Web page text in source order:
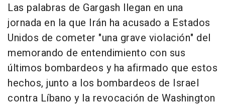
Las palabras de Gargash llegan en una
jornada en la que Irán ha acusado a Estados
Unidos de cometer "una grave violación" del
memorando de entendimiento con sus
últimos bombardeos y ha afirmado que estos
hechos, junto a los bombardeos de Israel
contra Líbano y la revocación de Washington